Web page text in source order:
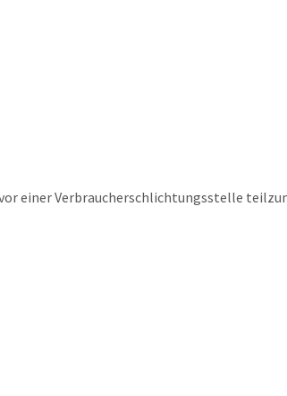
einer Verbraucherschlichtungsstelle